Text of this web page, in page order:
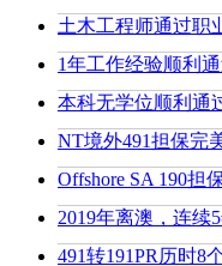
土木工程师通过职
1年工作经验顺利
本科无学位顺利通
NT境外491担保完
Offshore SA 190担
2019年离澳，连续
491转191PR历时8